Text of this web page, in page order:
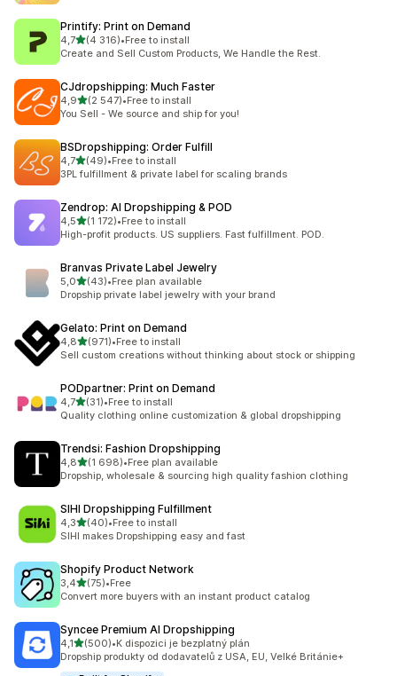
Printify: Print on Demand
4,7z 5 hvězd
(4 316)
Celkový počet recenzí: 4316
•Free to install
Create and Sell Custom Products, We Handle the Rest.
CJdropshipping: Much Faster
4,9z 5 hvězd
(2 547)
Celkový počet recenzí: 2547
•Free to install
You Sell - We source and ship for you!
BSDropshipping: Order Fulfill
4,7z 5 hvězd
(49)
Celkový počet recenzí: 49
•Free to install
3PL fulfillment & private label for scaling brands
Zendrop: AI Dropshipping & POD
4,5z 5 hvězd
(1 172)
Celkový počet recenzí: 1172
•Free to install
High-profit products. US suppliers. Fast fulfillment. POD.
Branvas Private Label Jewelry
5,0z 5 hvězd
(43)
Celkový počet recenzí: 43
•Free plan available
Dropship private label jewelry with your brand
Gelato: Print on Demand
4,8z 5 hvězd
(971)
Celkový počet recenzí: 971
•Free to install
Sell custom creations without thinking about stock or shipping
PODpartner: Print on Demand
4,7z 5 hvězd
(31)
Celkový počet recenzí: 31
•Free to install
Quality clothing online customization & global dropshipping
Trendsi: Fashion Dropshipping
4,8z 5 hvězd
(1 698)
Celkový počet recenzí: 1698
•Free plan available
Dropship, wholesale & sourcing high quality fashion clothing
SIHI Dropshipping Fulfillment
4,3z 5 hvězd
(40)
Celkový počet recenzí: 40
•Free to install
SIHI makes Dropshipping easy and fast
Shopify Product Network
3,4z 5 hvězd
(75)
Celkový počet recenzí: 75
•Free
Convert more buyers with an instant product catalog
Syncee Premium AI Dropshipping
4,1z 5 hvězd
(500)
Celkový počet recenzí: 500
•K dispozici je bezplatný plán
Dropship produkty od dodavatelů z USA, EU, Velké Británie+